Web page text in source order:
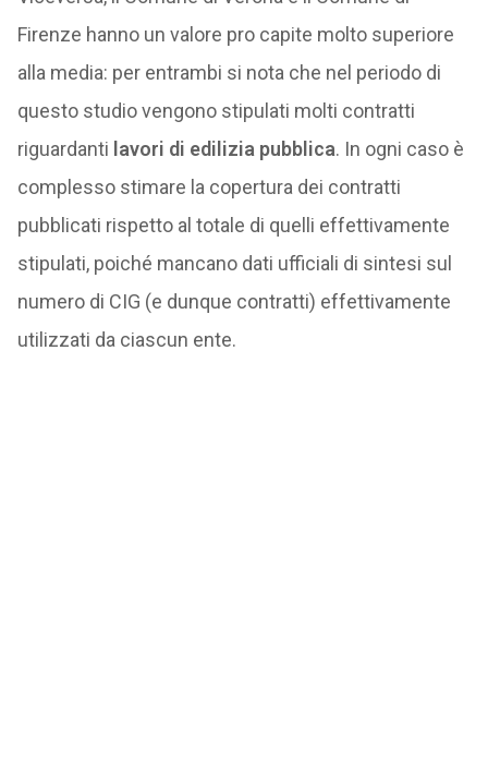
Firenze hanno un valore pro capite molto superiore
alla media: per entrambi si nota che nel periodo di
questo studio vengono stipulati molti contratti
riguardanti lavori di edilizia pubblica. In ogni caso è
complesso stimare la copertura dei contratti
pubblicati rispetto al totale di quelli effettivamente
stipulati, poiché mancano dati ufficiali di sintesi sul
numero di CIG (e dunque contratti) effettivamente
utilizzati da ciascun ente.